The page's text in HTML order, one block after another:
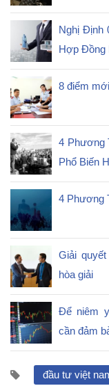
Nghị Định
Hợp Đồng
8 điểm
4 Phương
Phổ Biến
4 Phương
Giải
hòa giải
Để niêm
cần đảm
đầu tư việt